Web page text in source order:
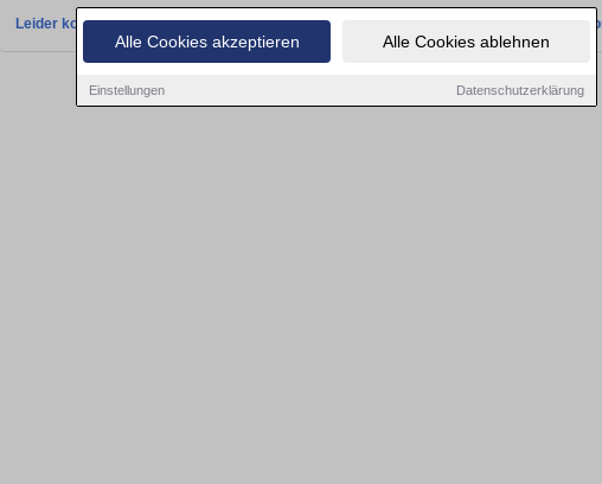
Alle Cookies akzeptieren Alle Cookies ablehnen
Einstellungen Datenschutzerklärung
Leider konnten wir derzeit keine passenden Objekte finden. Schauen Sie bald wieder